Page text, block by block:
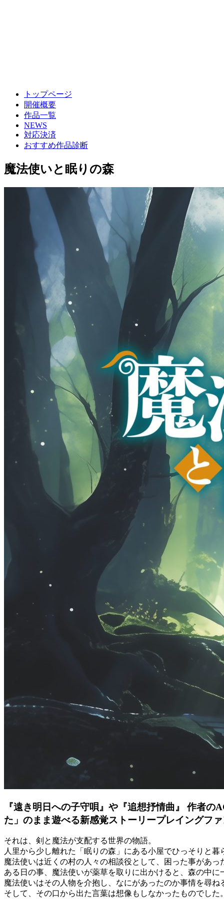
トップページ
開催概要
作品一覧
NEWS
対応決済
おすすめ作品診断
魔法使いと眠りの森
『遠き明日への子守唄』や『追想抒情曲』 作者
た」のまま遊べる新感覚ストーリープレイングフ
それは、剣と魔法が支配する世界の物語。
人里から少し離れた「眠りの森」にある小屋でひっそりと
魔法使いは近くの村の人々の相談役として、困った事があ
ある日の事、魔法使いが薬草を取りに出かけると、森の中
魔法使いはその人物を介抱し、なにがあったのか事情を尋ね
そして、その口から出た言葉は想像もしなかったものでした